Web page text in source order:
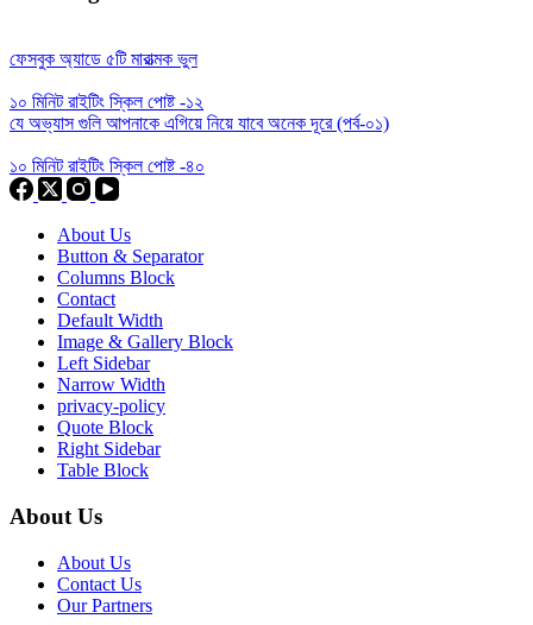
ফেসবুক অ্যাডে ৫টি মারাত্মক ভুল
১০ মিনিট রাইটিং স্কিল পোষ্ট -১২
যে অভ্যাস গুলি আপনাকে এগিয়ে নিয়ে যাবে অনেক দূরে (পর্ব-০১)
১০ মিনিট রাইটিং স্কিল পোষ্ট -৪০
About Us
Button & Separator
Columns Block
Contact
Default Width
Image & Gallery Block
Left Sidebar
Narrow Width
privacy-policy
Quote Block
Right Sidebar
Table Block
About Us
About Us
Contact Us
Our Partners